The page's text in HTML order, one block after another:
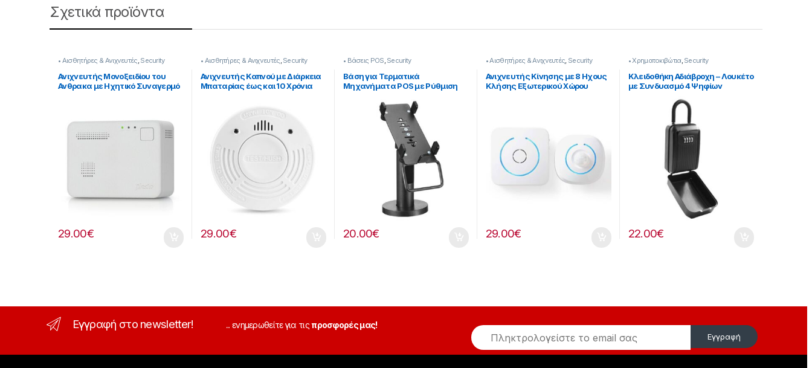
Σχετικά προϊόντα
• Αισθητήρες & Ανιχνευτές Security
Ανιχνευτής Μονοξειδίου του
Ανθρακα με Ηχητικό Συναγερμό
29.00€
• Αισθητήρες & Ανιχνευτές Security
Ανιχνευτής Καπνού με Διάρκεια
Μπαταρίας έως και 10 Χρόνια
[339221006]
29.00€
• Βάσεις POS Security
Βάση για Τερματικά
Μηχανήματα POS με Ρύθμιση
Περιστροφή [502221001]
20.00€
• Αισθητήρες & Ανιχνευτές Security
Ανιχνευτής Κίνησης με 8 Ηχους
Κλήσης Εξωτερικού Χώρου
29.00€
• Χρηματοκιβώτια, Security
Κλειδοθήκη Αδιάβροχη – Λουκέτο
με Συνδυασμό 4 Ψηφίων
22.00€
Εγγραφή στο newsletter! ... ενημερωθείτε για τιςπροσφορές μας!
E
m
a
Εγγραφή